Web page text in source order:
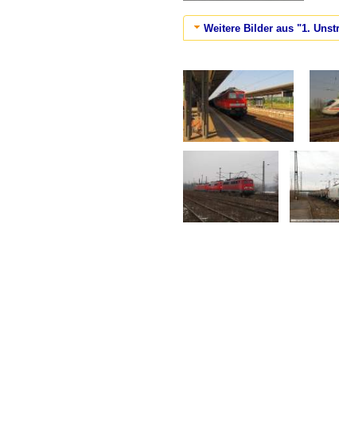
Weitere Bilder aus "1.